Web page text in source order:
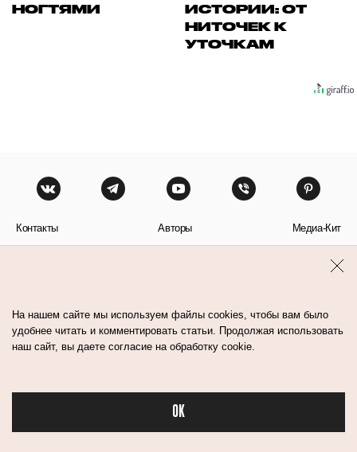
НОГТЯМИ
ИСТОРИИ: ОТ
НИТОЧЕК К
УТОЧКАМ
Контакты Авторы Медиа-Кит
На нашем сайте мы используем файлы cookies, чтобы вам было
удобнее читать и комментировать статьи. Продолжая использовать
наш сайт, вы даете согласие на обработку cookie.
OK